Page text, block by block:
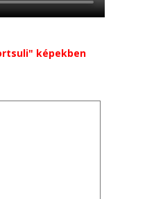
képekben